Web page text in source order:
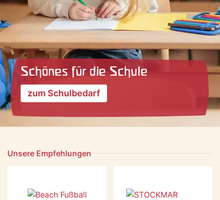
Schönes für die Schule
zum Schulbedarf
Unsere Empfehlungen